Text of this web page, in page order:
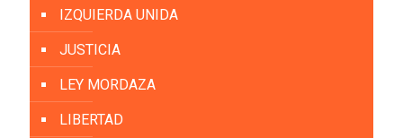
IZQUIERDA UNIDA
JUSTICIA
LEY MORDAZA
LIBERTAD